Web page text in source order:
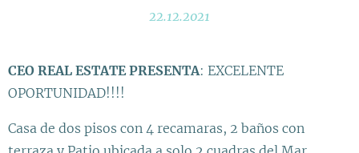
22.12.2021
CEO REAL ESTATE PRESENTA: EXCELENTE
OPORTUNIDAD!!!!
Casa de dos pisos con 4 recamaras, 2 baños con